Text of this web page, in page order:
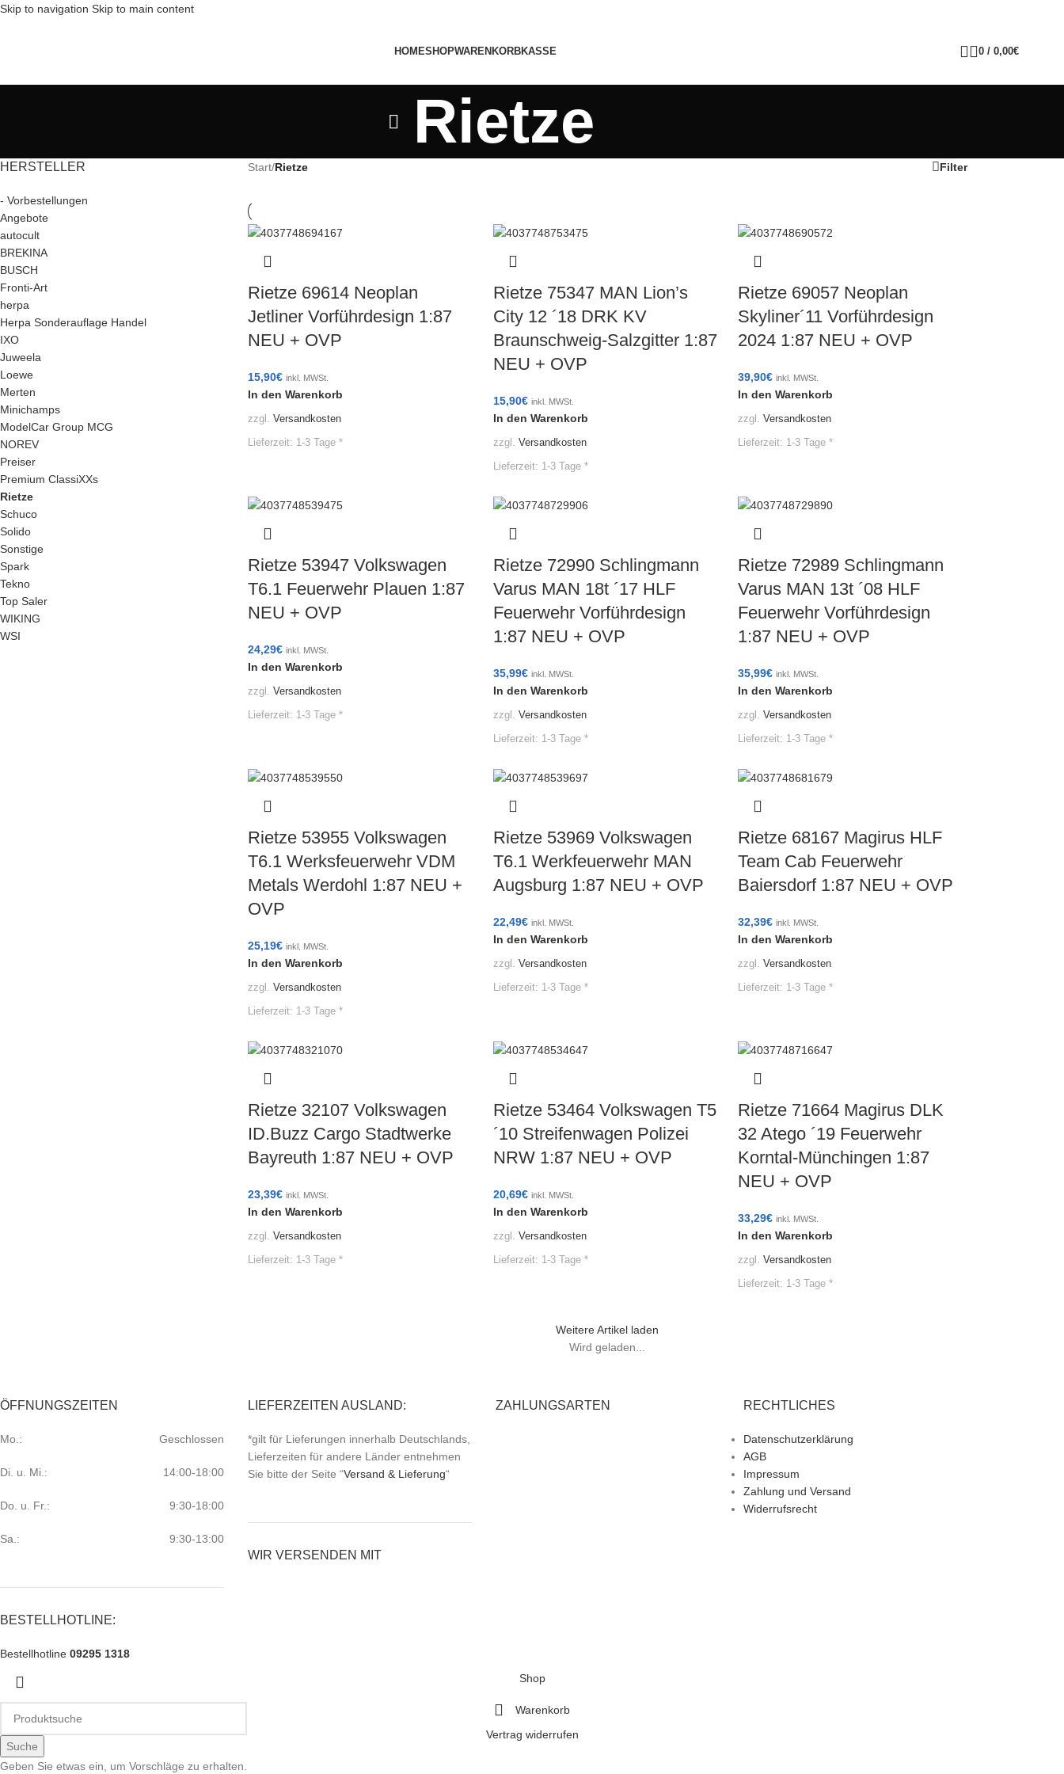
Skip to navigation Skip to main content
HOMESHOPWARENKORBKASSE 0 / 0,00€
Rietze
HERSTELLER
- Vorbestellungen
Angebote
autocult
BREKINA
BUSCH
Fronti-Art
herpa
Herpa Sonderauflage Handel
IXO
Juweela
Loewe
Merten
Minichamps
ModelCar Group MCG
NOREV
Preiser
Premium ClassiXXs
Rietze
Schuco
Solido
Sonstige
Spark
Tekno
Top Saler
WIKING
WSI
Start/Rietze Filter
Rietze 69614 Neoplan
Jetliner Vorführdesign 1:87
NEU + OVP
15,90€ inkl. MWSt.
In den Warenkorb
zzgl. Versandkosten
Lieferzeit: 1-3 Tage *
Rietze 75347 MAN Lion’s
City 12 ´18 DRK KV
Braunschweig-Salzgitter 1:87
NEU + OVP
15,90€ inkl. MWSt.
In den Warenkorb
zzgl. Versandkosten
Lieferzeit: 1-3 Tage *
Rietze 69057 Neoplan
Skyliner´11 Vorführdesign
2024 1:87 NEU + OVP
39,90€ inkl. MWSt.
In den Warenkorb
zzgl.Versandkosten
Lieferzeit: 1-3 Tage *
Rietze 53947 Volkswagen
T6.1 Feuerwehr Plauen 1:87
NEU + OVP
24,29€ inkl. MWSt.
In den Warenkorb
zzgl. Versandkosten
Lieferzeit: 1-3 Tage *
Rietze 72990 Schlingmann
Varus MAN 18t ´17 HLF
Feuerwehr Vorführdesign
1:87 NEU + OVP
35,99€ inkl. MWSt.
In den Warenkorb
zzgl. Versandkosten
Lieferzeit: 1-3 Tage *
Rietze 72989 Schlingmann
Varus MAN 13t ´08 HLF
Feuerwehr Vorführdesign
1:87 NEU + OVP
35,99€ inkl. MWSt.
In den Warenkorb
zzgl.Versandkosten
Lieferzeit: 1-3 Tage *
Rietze 53955 Volkswagen
T6.1 Werksfeuerwehr VDM
Metals Werdohl 1:87 NEU +
OVP
25,19€ inkl. MWSt.
In den Warenkorb
zzgl. Versandkosten
Lieferzeit: 1-3 Tage *
Rietze 53969 Volkswagen
T6.1 Werkfeuerwehr MAN
Augsburg 1:87 NEU + OVP
22,49€ inkl. MWSt.
In den Warenkorb
zzgl. Versandkosten
Lieferzeit: 1-3 Tage *
Rietze 68167 Magirus HLF
Team Cab Feuerwehr
Baiersdorf 1:87 NEU + OVP
32,39€ inkl. MWSt.
In den Warenkorb
zzgl.Versandkosten
Lieferzeit: 1-3 Tage *
Rietze 32107 Volkswagen
ID.Buzz Cargo Stadtwerke
Bayreuth 1:87 NEU + OVP
23,39€ inkl. MWSt.
In den Warenkorb
zzgl. Versandkosten
Lieferzeit: 1-3 Tage *
Rietze 53464 Volkswagen T5
´10 Streifenwagen Polizei
NRW 1:87 NEU + OVP
20,69€ inkl. MWSt.
In den Warenkorb
zzgl. Versandkosten
Lieferzeit: 1-3 Tage *
Rietze 71664 Magirus DLK
32 Atego ´19 Feuerwehr
Korntal-Münchingen 1:87
NEU + OVP
33,29€ inkl. MWSt.
In den Warenkorb
zzgl.Versandkosten
Lieferzeit: 1-3 Tage *
Weitere Artikel laden
Wird geladen...
ÖFFNUNGSZEITEN
Mo.: Geschlossen
Di. u. Mi.: 14:00-18:00
Do. u. Fr.: 9:30-18:00
Sa.: 9:30-13:00
BESTELLHOTLINE:
Bestellhotline 09295 1318
LIEFERZEITEN AUSLAND:
*gilt für Lieferungen innerhalb Deutschlands,
Lieferzeiten für andere Länder entnehmen
Sie bitte der Seite “Versand & Lieferung“
WIR VERSENDEN MIT
ZAHLUNGSARTEN RECHTLICHES
Datenschutzerklärung
AGB
Impressum
Zahlung und Versand
Widerrufsrecht
Suche
Geben Sie etwas ein, um Vorschläge zu erhalten.
Shop
Warenkorb
Vertrag widerrufen